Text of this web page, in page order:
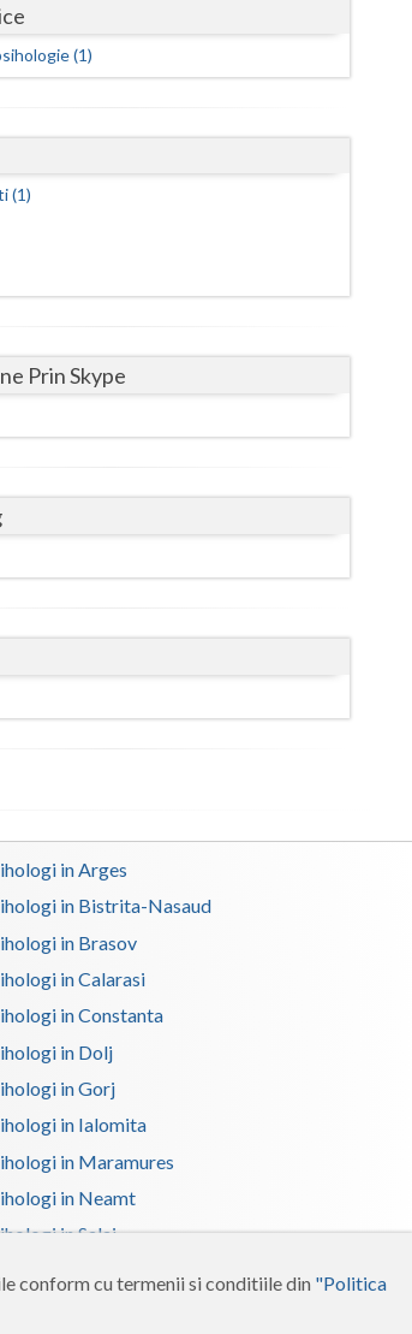
conform cu termenii si conditiile din "Politica
Dolj
Ialomita
Maramures
Satu-Mare
Sibiu
Suceava
Teleorman
Timis
Tulcea
Valcea
Vaslui
Vrancea
(1)
(1)
Prin Skype
in Arges
in Bistrita-Nasaud
in Brasov
in Calarasi
in Constanta
in Dolj
in Gorj
in Ialomita
in Maramures
in Neamt
in Salaj